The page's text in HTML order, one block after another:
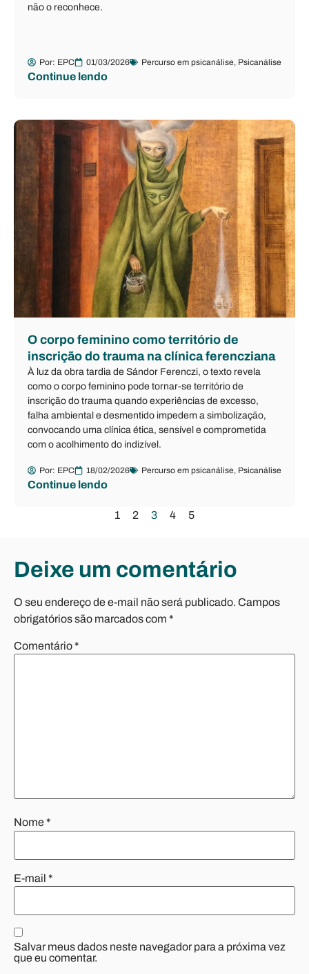
não o reconhece.
Por: EPC 01/03/2026 Percurso em psicanálise, Psicanálise
Continue lendo
O corpo feminino como território de
inscrição do trauma na clínica ferencziana
À luz da obra tardia de Sándor Ferenczi, o texto revela
como o corpo feminino pode tornar-se território de
inscrição do trauma quando experiências de excesso,
falha ambiental e desmentido impedem a simbolização,
convocando uma clínica ética, sensível e comprometida
com o acolhimento do indizível.
Por: EPC 18/02/2026 Percurso em psicanálise, Psicanálise
Continue lendo
1 2 3 4 5
Deixe um comentário
O seu endereço de e-mail não será publicado. Campos
obrigatórios são marcados com *
Comentário*
Nome*
E-mail *
Salvar meus dados neste navegador para a próxima vez
que eu comentar.